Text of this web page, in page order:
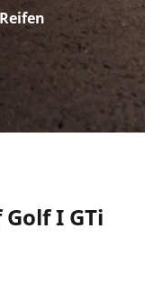
Golf I GTi